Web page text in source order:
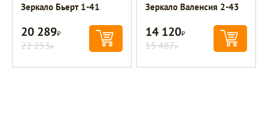
Зеркало Бьерт 1-41
20 289Р
22 253Р
Зеркало Валенсия 2-43
14 120Р
15 487Р